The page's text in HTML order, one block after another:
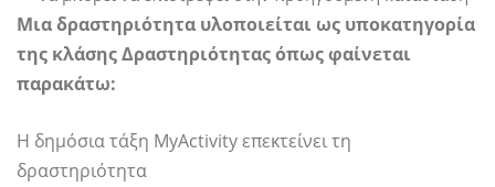
Μια δραστηριότητα υλοποιείται ως υποκατηγορία
της κλάσης Δραστηριότητας όπως φαίνεται
παρακάτω:
Η δημόσια τάξη MyActivity επεκτείνει τη
δραστηριότητα